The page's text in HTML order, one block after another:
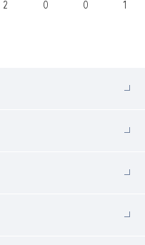
2 0 0 1